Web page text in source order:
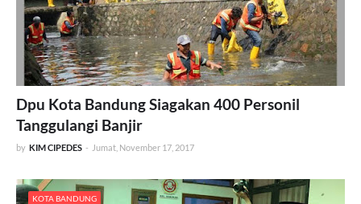
Dpu Kota Bandung Siagakan 400 Personil
Tanggulangi Banjir
by KIM CIPEDES - Jumat, November 17, 2017
KOTA BANDUNG